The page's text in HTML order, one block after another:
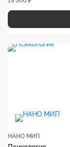
НАНО МИП